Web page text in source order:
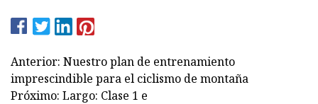
Anterior: Nuestro plan de entrenamiento
imprescindible para el ciclismo de montaña
Próximo: Largo: Clase 1 e